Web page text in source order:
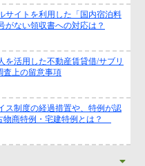
イトを利用した「国内宿泊料
がない領収書への対応は？
活用した不動産賃貸借/サブリ
査上の留意事項
制度の経過措置や、特例が認
物商特例・宅建特例とは？